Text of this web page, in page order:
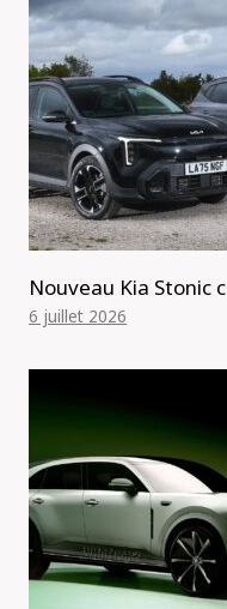
Nouveau Kia Stonic
6 juillet 2026